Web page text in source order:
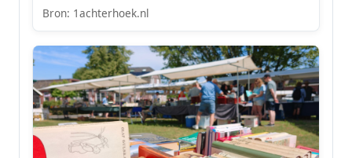
Bron: 1achterhoek.nl